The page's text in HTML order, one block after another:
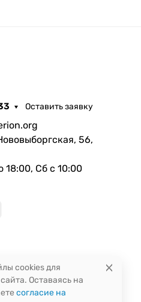
Оставить заявку
56,
18:00, Сб с 10:00
cookies для
Оставаясь на
согласие на